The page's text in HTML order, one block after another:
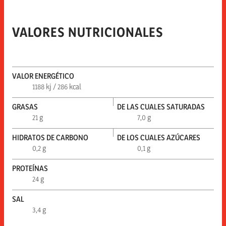
VALORES NUTRICIONALES
VALOR ENERGÉTICO
1188 kj / 286 kcal
GRASAS
21 g
DE LAS CUALES SATURADAS
7,0 g
HIDRATOS DE CARBONO
0,2 g
DE LOS CUALES AZÚCARES
0,1 g
PROTEÍNAS
24 g
SAL
3,4 g